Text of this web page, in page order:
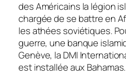
des Américains la légion
chargée de se battre en
les athées soviétiques.
guerre, une banque
Genève, la DMI
est installée aux Bahamas.